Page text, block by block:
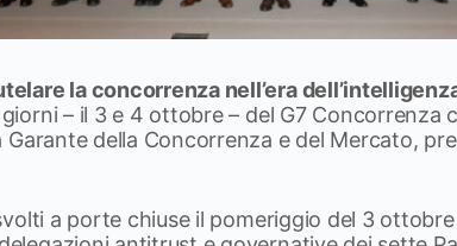
la concorrenza nell’era
– il 3 e 4 ottobre – del G7 Concorrenza
Garante della Concorrenza e del Mercato,
a porte chiuse il pomeriggio del 3